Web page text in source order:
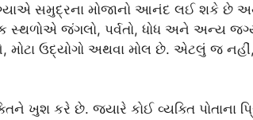
સમુદ્રના મોજાનો આનંદ લઈ શકે છે
સ્થળોએ જંગલો, પર્વતો, ધોધ અને અન્ય
ઉદ્યોગો અથવા મોલ છે. એટલું જ નહીં,
ખુશ કરે છે. જ્યારે કોઈ વ્યક્તિ પોતાના